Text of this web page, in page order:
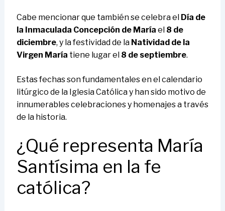
Cabe mencionar que también se celebra el Día de
la Inmaculada Concepción de María el 8 de
diciembre, y la festividad de la Natividad de la
Virgen María tiene lugar el 8 de septiembre.
Estas fechas son fundamentales en el calendario
litúrgico de la Iglesia Católica y han sido motivo de
innumerables celebraciones y homenajes a través
de la historia.
¿Qué representa María
Santísima en la fe
católica?